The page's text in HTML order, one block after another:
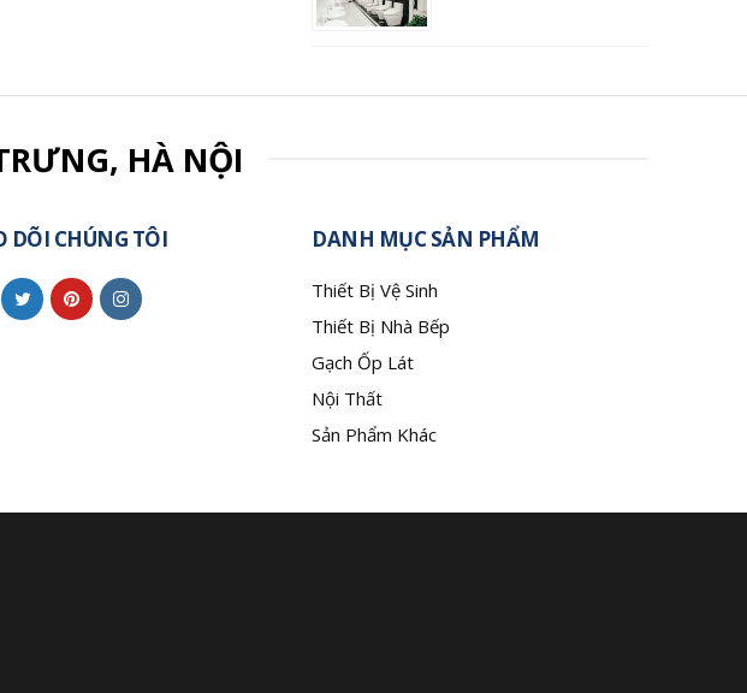
HÀ NỘI
DÕI CHÚNG TÔI DANH MỤC SẢN PHẨM
Thiết Bị Vệ Sinh
Thiết Bị Nhà Bếp
Gạch Ốp Lát
Nội Thất
Sản Phẩm Khác